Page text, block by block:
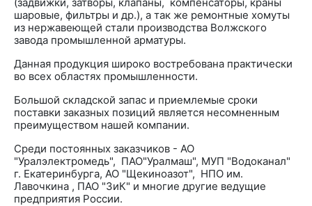
шаровые, фильтры и др.), а так же ремонтные хомуты
из нержавеющей стали производства Волжского
завода промышленной арматуры.
Данная продукция широко востребована практически
во всех областях промышленности.
Большой складской запас и приемлемые сроки
поставки заказных позиций является несомненным
преимуществом нашей компании.
Среди постоянных заказчиков - АО
"Уралэлектромедь", ПАО"Уралмаш", МУП "Водоканал"
г. Екатеринбурга, АО "Щекиноазот", НПО им.
Лавочкина , ПАО "ЗиК" и многие другие ведущие
предприятия России.